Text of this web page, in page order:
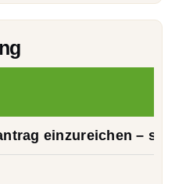
einzureichen –